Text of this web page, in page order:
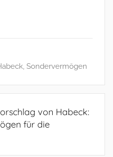
, Sondervermögen
von Habeck:
für die